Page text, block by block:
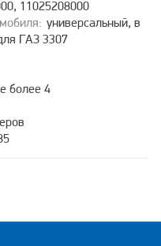
11025208000
универсальный, в
ГАЗ 3307
более 4